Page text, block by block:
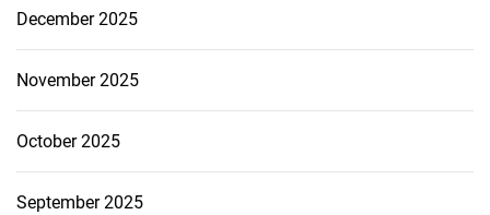
December 2025
November 2025
October 2025
September 2025